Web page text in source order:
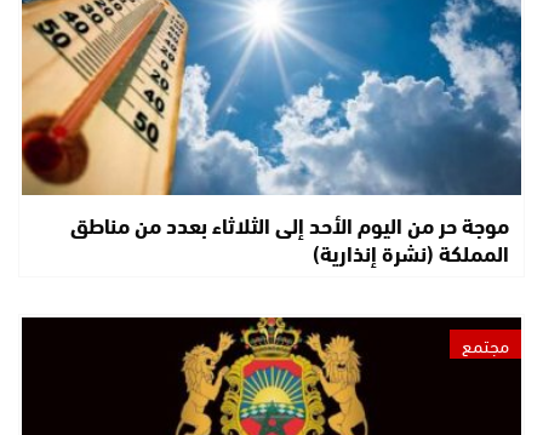
موجة حر من اليوم الأحد إلى الثلاثاء بعدد من مناطق
المملكة (نشرة إنذارية)
مجتمع